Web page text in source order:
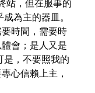
站，但在服事的
為主的器皿。
時間，需要時
會；是人又是
是，不要照我的
心信賴上主，